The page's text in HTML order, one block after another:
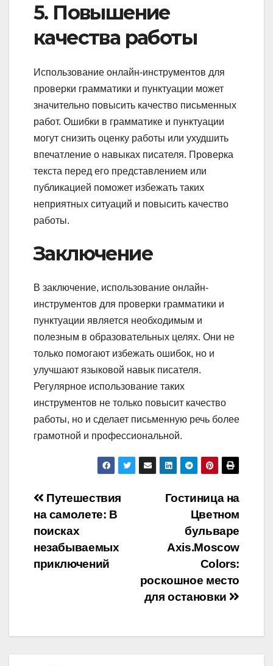
5. Повышение
качества работы
Использование онлайн-инструментов для
проверки грамматики и пунктуации может
значительно повысить качество письменных
работ. Ошибки в грамматике и пунктуации
могут снизить оценку работы или ухудшить
впечатление о навыках писателя. Проверка
текста перед его представлением или
публикацией поможет избежать таких
неприятных ситуаций и повысить качество
работы.
Заключение
В заключение, использование онлайн-
инструментов для проверки грамматики и
пунктуации является необходимым и
полезным в образовательных целях. Они не
только помогают избежать ошибок, но и
улучшают языковой навык писателя.
Регулярное использование таких
инструментов не только повысит качество
работы, но и сделает письменную речь более
грамотной и профессиональной.
Навигация
по
записям
Гостиница на
Цветном
бульваре
Axis.Moscow
Colors:
роскошное место
для остановки
Путешествия
на самолете: В
поисках
незабываемых
приключений